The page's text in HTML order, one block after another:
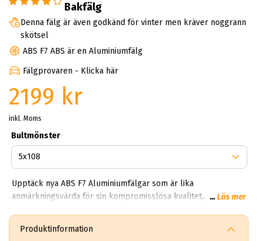
Bakfälg
Denna fälg är även godkänd för vinter men kräver noggrann
skötsel
ABS F7 ABS är en Aluminiumfälg
Fälgprovaren - Klicka här
2199 kr
inkl. Moms
Bultmönster
Upptäck nya ABS F7 Aluminiumfälgar som är lika
anmärkningsvärda för sin kompromisslösa kvalitet,
med ekrar i 5 olika etapper som skapar en 3D utformning.
...Läs mer
Produktinformation